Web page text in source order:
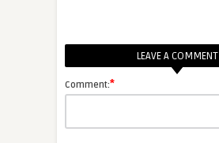
LEAVE A COMMENT
Comment:*